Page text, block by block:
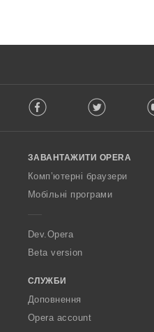
o
w
O
p
a
Facebook Twitter
ЗАВАНТАЖИТИ OPERA
Комп’ютерні браузери
Мобільні програми
Dev.Opera
Beta version
СЛУЖБИ
Доповнення
Opera account